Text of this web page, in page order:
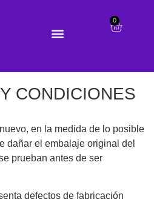
0
CONDICIONES
en la medida de lo posible
dañar el embalaje original del
prueban antes de ser
defectos de fabricación